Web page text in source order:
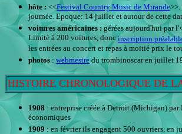
hôte : <<Festival Country Music de Mirande>>.
journée. Epoque: 14 juillet et autour de cette
voitures américaines : gérées aujourd'hui par
Limité à 200 voitures, doncinscription
les entrées au concert et repas à moitié prix le
photos : webmestre du trombinoscar en juillet
HISTOIRE CHRONOLOGIQUE DE
1908 : entreprise créée à Detroit (Michigan)
économiques
1909: en février ils engagent 500 ouvriers, en